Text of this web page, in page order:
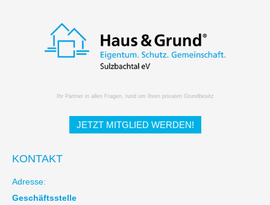
Ihr Partner in allen Fragen, rund um Ihren privaten Grundbesitz
JETZT MITGLIED WERDEN!
KONTAKT
Adresse:
Geschäftsstelle